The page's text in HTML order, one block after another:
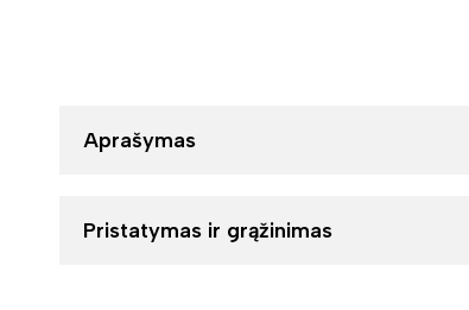
Aprašymas
Pristatymas ir grąžinimas